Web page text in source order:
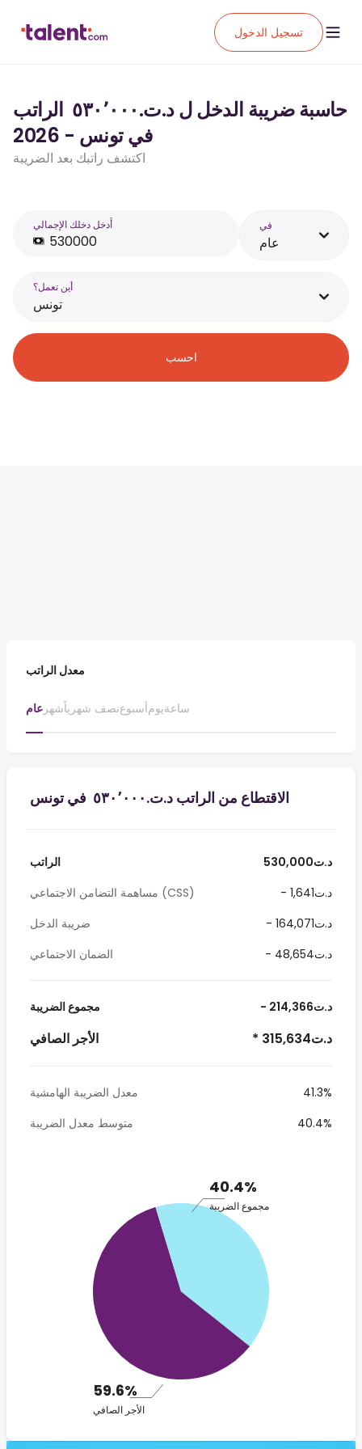
تسجيل الدخول
حاسبة ضريبة الدخل ل د.ت.‏٥٣٠٬٠٠٠ ‏ الراتب
في تونس - 2026
اكتشف راتبك بعد الضريبة
أَدخل دخلك الإجمالي في
عام
أين تعمل؟
تونس
احسب
معدل الراتب
عام شهرنصف شهرياًأسبوعيومساعة
الاقتطاع من الراتب د.ت.‏٥٣٠٬٠٠٠ ‏ في تونس
الراتب
530,000د.ت
مساهمة التضامن الاجتماعي (CSS)
- 1,641د.ت
ضريبة الدخل
- 164,071د.ت
الضمان الاجتماعي
- 48,654د.ت
مجموع الضريبة - 214,366د.ت
الأجر الصافي * 315,634د.ت
معدل الضريبة الهامشية
41.3%
متوسط معدل الضريبة
40.4%
40.4%
مجموع الضريبة
59.6%
الأجر الصافي